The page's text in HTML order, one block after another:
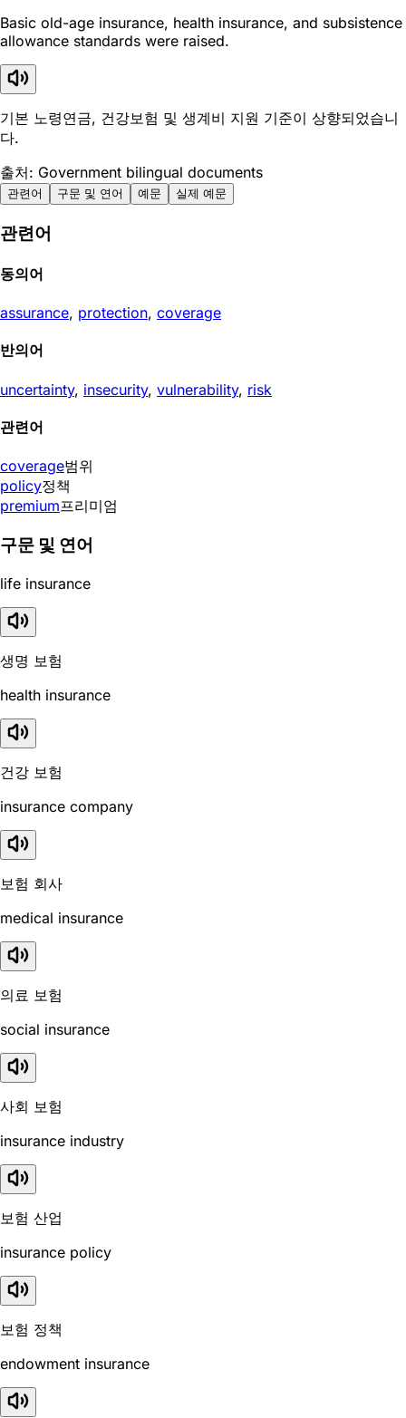
Basic old-age insurance, health insurance, and subsistence
allowance standards were raised.
기본 노령연금, 건강보험 및 생계비 지원 기준이 상향되었습니
다.
출처: Government bilingual documents
관련어 구문 및 연어 예문 실제 예문
관련어
동의어
assurance, protection, coverage
반의어
uncertainty, insecurity, vulnerability, risk
관련어
coverage범위
policy정책
premium프리미엄
구문 및 연어
life insurance
생명 보험
health insurance
건강 보험
insurance company
보험 회사
medical insurance
의료 보험
social insurance
사회 보험
insurance industry
보험 산업
insurance policy
보험 정책
endowment insurance